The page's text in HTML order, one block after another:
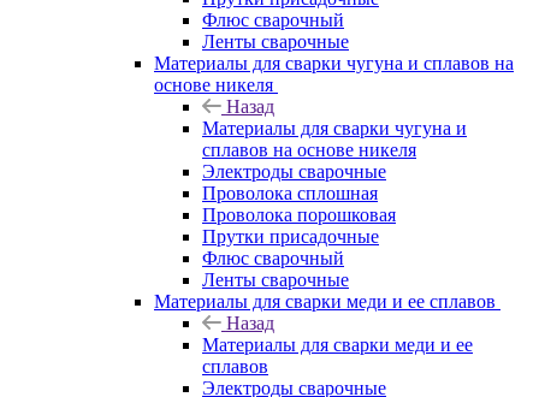
Флюс сварочный
Ленты сварочные
Материалы для сварки чугуна и сплавов на
основе никеля
Назад
Материалы для сварки чугуна и
сплавов на основе никеля
Электроды сварочные
Проволока сплошная
Проволока порошковая
Прутки присадочные
Флюс сварочный
Ленты сварочные
Материалы для сварки меди и ее сплавов
Назад
Материалы для сварки меди и ее
сплавов
Электроды сварочные